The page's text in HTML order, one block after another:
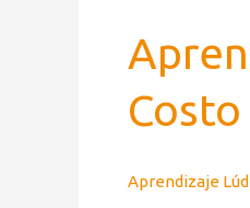
Aprendizaje